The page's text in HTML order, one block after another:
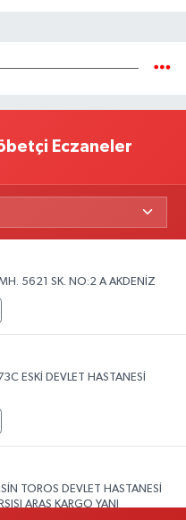
Eczaneler
5621 SK. NO:2 A AKDENİZ
ESKİ DEVLET HASTANESİ
TOROS DEVLET HASTANESİ
ARAS KARGO YANI